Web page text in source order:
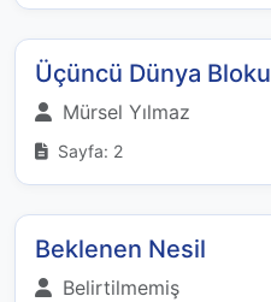
Üçüncü Dünya Bloku
Mürsel Yılmaz
Sayfa: 2
Beklenen Nesil
Belirtilmemiş